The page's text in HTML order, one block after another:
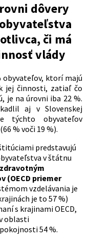
dôvery
či má
vlády
obyvateľov, ktorí majú
jej činnosti, zatiaľ čo
je na úrovni iba 22 %.
aj v Slovenskej
týchto obyvateľov
% voči 19 %).
predstavujú
v štátnu
(OECD priemer
vzdelávania je
je to 57 %)
s krajinami OECD,
oblasti
54 %.